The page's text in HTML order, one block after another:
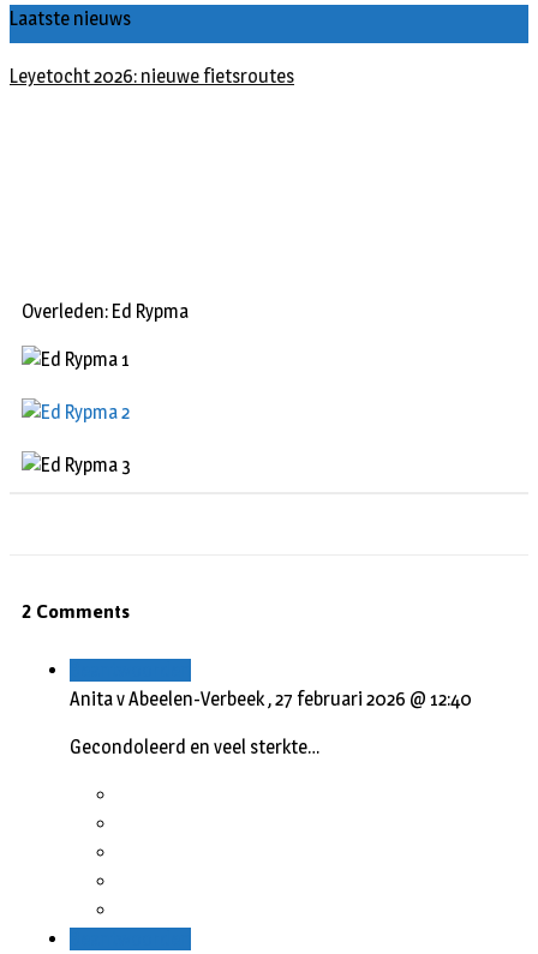
Laatste nieuws
Leyetocht 2026: nieuwe fietsroutes
Overleden: Ed Rypma
2 Comments
Anita v Abeelen-Verbeek ,27 februari 2026 @ 12:40
Gecondoleerd en veel sterkte…